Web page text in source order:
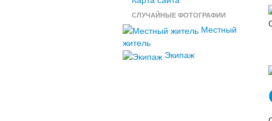
СЛУЧАЙНЫЕ ФОТОГРАФИИ
Местный
житель
Экипаж